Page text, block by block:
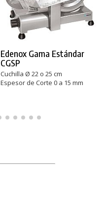
Edenox Gama Estándar
CGSP
Cuchilla Ø 22 o 25 cm
Espesor de Corte 0 a 15 mm